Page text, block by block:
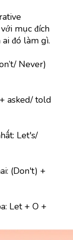
mục đích
ai đó làm gì.
Never)
asked/ told
Let's/
(Don't) +
Let + O +